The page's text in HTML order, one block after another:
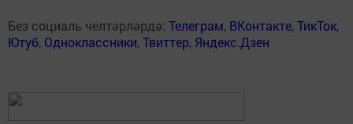
Без социаль челтәрләрдә: Телеграм, ВКонтакте,ТикТок,
Ютуб, Одноклассники,Твиттер, Яндекс.Дзен